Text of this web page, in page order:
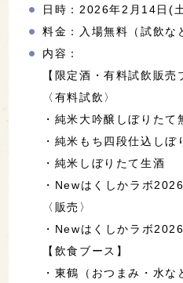
日時：2026年2月14日(
料金：入場無料（試飲な
内容：
【限定酒・有料試飲販売
〈有料試飲〉
・純米大吟醸しぼりたて
・純米もち四段仕込し
・純米しぼりたて生酒
・Newはくしかラボ
〈販売〉
・Newはくしかラボ
【飲食ブース】
・東鶴（おつまみ・水な